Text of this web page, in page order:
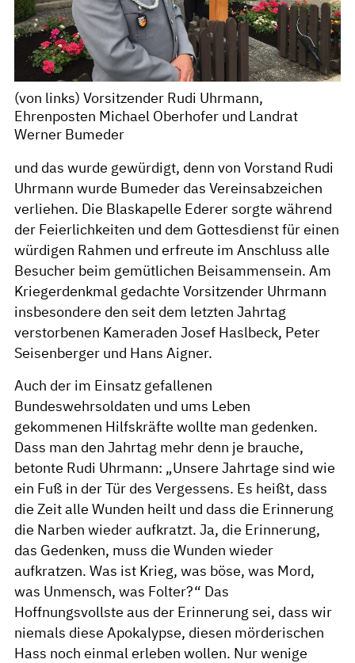
(von links) Vorsitzender Rudi Uhrmann,
Ehrenposten Michael Oberhofer und Landrat
Werner Bumeder
und das wurde gewürdigt, denn von Vorstand Rudi
Uhrmann wurde Bumeder das Vereinsabzeichen
verliehen. Die Blaskapelle Ederer sorgte während
der Feierlichkeiten und dem Gottesdienst für einen
würdigen Rahmen und erfreute im Anschluss alle
Besucher beim gemütlichen Beisammensein. Am
Kriegerdenkmal gedachte Vorsitzender Uhrmann
insbesondere den seit dem letzten Jahrtag
verstorbenen Kameraden Josef Haslbeck, Peter
Seisenberger und Hans Aigner.
Auch der im Einsatz gefallenen
Bundeswehrsoldaten und ums Leben
gekommenen Hilfskräfte wollte man gedenken.
Dass man den Jahrtag mehr denn je brauche,
betonte Rudi Uhrmann: „Unsere Jahrtage sind wie
ein Fuß in der Tür des Vergessens. Es heißt, dass
die Zeit alle Wunden heilt und dass die Erinnerung
die Narben wieder aufkratzt. Ja, die Erinnerung,
das Gedenken, muss die Wunden wieder
aufkratzen. Was ist Krieg, was böse, was Mord,
was Unmensch, was Folter?“ Das
Hoffnungsvollste aus der Erinnerung sei, dass wir
niemals diese Apokalypse, diesen mörderischen
Hass noch einmal erleben wollen. Nur wenige